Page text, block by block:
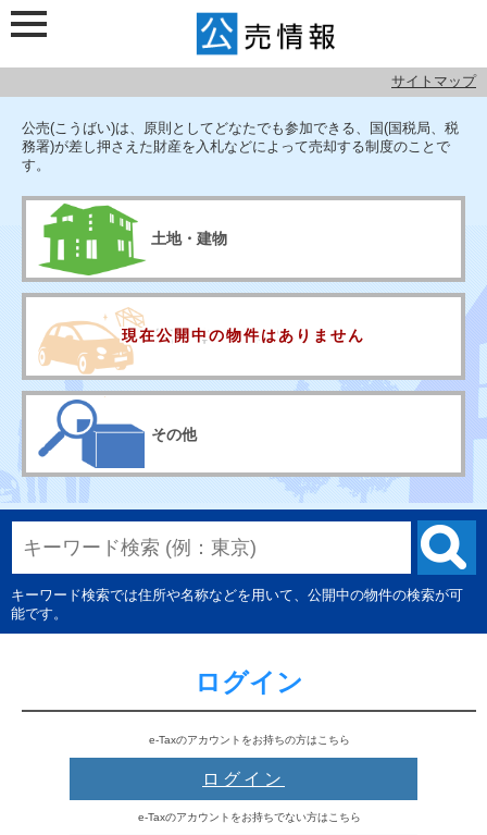
サイトマップ
公売情報
公売(こうばい)は、原則としてどなたでも参加できる、国(国税局、税
務署)が差し押さえた財産を入札などによって売却する制度のことで
す。
土地・建物
宝石・車・絵画など
現在公開中の物件はありません
その他
キーワード検索では住所や名称などを用いて、公開中の物件の検索が可
能です。
ログイン
e-Taxのアカウントをお持ちの方はこちら
ログイン
e-Taxのアカウントをお持ちでない方はこちら